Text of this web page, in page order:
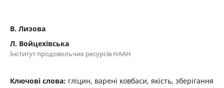
В. Лизова
Л. Войцехівська
Інститут продовольчих ресурсів НААН
Ключові слова: гліцин, варені ковбаси, якість, зберігання